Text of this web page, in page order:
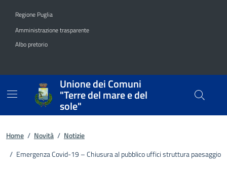
Regione Puglia
Amministrazione trasparente
Albo pretorio
Unione dei Comuni
"Terre del mare e del
sole"
Home / Novità / Notizie
/ Emergenza Covid-19 – Chiusura al pubblico uffici struttura paesaggio